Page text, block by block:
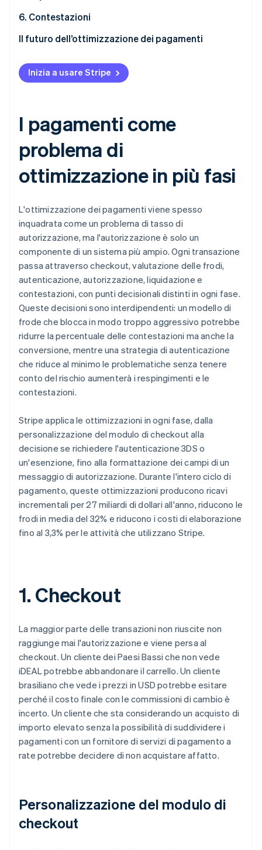
3DS come strategia di ripetizione dei tentativi
Messaggi di autorizzazione
Ripetizioni dei tentativi
Riduzione dei costi
Riduzione delle frodi
6. Contestazioni
Deviazione
Risoluzione
Ricorso
Il futuro dell’ottimizzazione dei pagamenti
Combinazione delle previsioni
Funzioni obiettivo più ricche
Agenti per problemi non strutturati
Sperimentazione
Inizia a usare Stripe
I pagamenti come
problema di
ottimizzazione in più fasi
L'ottimizzazione dei pagamenti viene spesso
inquadrata come un problema di tasso di
autorizzazione, ma l'autorizzazione è solo un
componente di un sistema più ampio. Ogni transazione
passa attraverso checkout, valutazione delle frodi,
autenticazione, autorizzazione, liquidazione e
contestazioni, con punti decisionali distinti in ogni fase.
Queste decisioni sono interdipendenti: un modello di
frode che blocca in modo troppo aggressivo potrebbe
ridurre la percentuale delle contestazioni ma anche la
conversione, mentre una strategia di autenticazione
che riduce al minimo le problematiche senza tenere
conto del rischio aumenterà i respingimenti e le
contestazioni.
Stripe applica le ottimizzazioni in ogni fase, dalla
personalizzazione del modulo di checkout alla
decisione se richiedere l'autenticazione 3DS o
un'esenzione, fino alla formattazione dei campi di un
messaggio di autorizzazione. Durante l'intero ciclo di
pagamento, queste ottimizzazioni producono ricavi
incrementali per 27 miliardi di dollari all'anno, riducono le
frodi in media del 32% e riducono i costi di elaborazione
fino al 3,3% per le attività che utilizzano Stripe.
1. Checkout
La maggior parte delle transazioni non riuscite non
raggiunge mai l'autorizzazione e viene persa al
checkout. Un cliente dei Paesi Bassi che non vede
iDEAL potrebbe abbandonare il carrello. Un cliente
brasiliano che vede i prezzi in USD potrebbe esitare
perché il costo finale con le commissioni di cambio è
incerto. Un cliente che sta considerando un acquisto di
importo elevato senza la possibilità di suddividere i
pagamenti con un fornitore di servizi di pagamento a
rate potrebbe decidere di non acquistare affatto.
Personalizzazione del modulo di
checkout